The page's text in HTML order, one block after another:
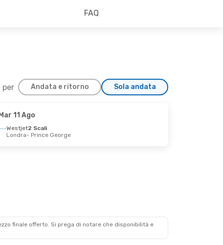
FAQ
per Andata e ritorno Sola andata
Mar 11 Ago
Westjet2 Scali
Londra- Prince George
finale offerto. Si prega di notare che disponibilità e